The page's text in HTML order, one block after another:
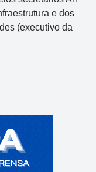
e dos
(executivo da